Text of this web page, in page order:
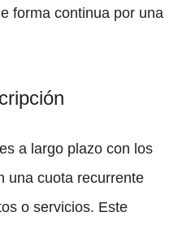
forma continua por una
a largo plazo con los
una cuota recurrente
o servicios. Este